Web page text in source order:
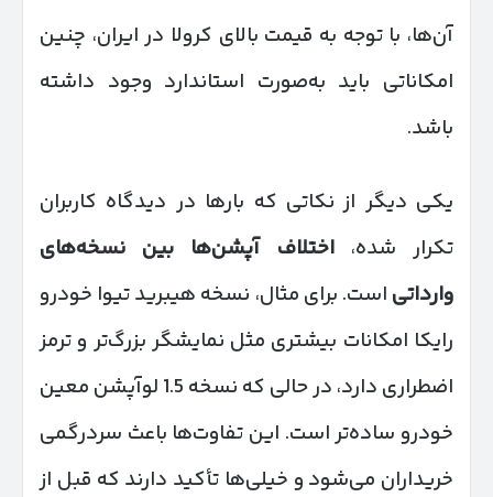
آن‌ها، با توجه به قیمت بالای کرولا در ایران، چنین
امکاناتی باید به‌صورت استاندارد وجود داشته
باشد.
یکی دیگر از نکاتی که بارها در دیدگاه کاربران
تکرار شده،اختلاف آپشن‌ها بین نسخه‌های
وارداتی است. برای مثال، نسخه هیبرید تیوا خودرو
رایکا امکانات بیشتری مثل نمایشگر بزرگ‌تر و ترمز
اضطراری دارد، در حالی که نسخه 1.5 لوآپشن معین
خودرو ساده‌تر است. این تفاوت‌ها باعث سردرگمی
خریداران می‌شود و خیلی‌ها تأکید دارند که قبل از